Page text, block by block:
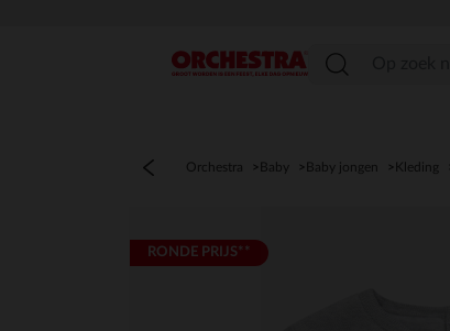
menu
Orchestra Baby Baby jongen Kleding
RONDE PRIJS**